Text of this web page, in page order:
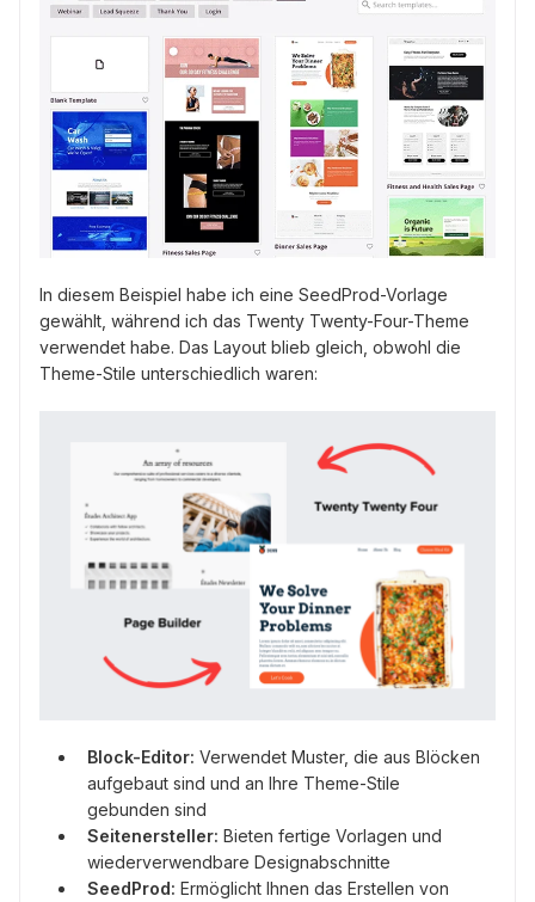
In diesem Beispiel habe ich eine SeedProd-Vorlage
gewählt, während ich das Twenty Twenty-Four-Theme
verwendet habe. Das Layout blieb gleich, obwohl die
Theme-Stile unterschiedlich waren:
Block-Editor: Verwendet Muster, die aus Blöcken
aufgebaut sind und an Ihre Theme-Stile
gebunden sind
Seitenersteller: Bieten fertige Vorlagen und
wiederverwendbare Designabschnitte
SeedProd: Ermöglicht Ihnen das Erstellen von